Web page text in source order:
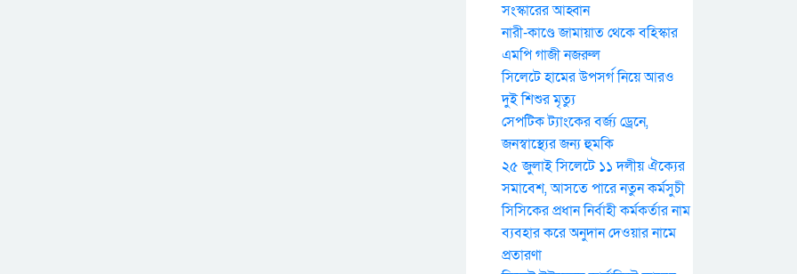
সংস্কারের আহ্বান
নারী-কাণ্ডে জামায়াত থেকে বহিস্কার
এমপি গাজী নজরুল
সিলেটে হামের উপসর্গ নিয়ে আরও
দুই শিশুর মৃত্যু
সেপটিক ট্যাংকের বর্জ্য ড্রেনে,
জনস্বাস্থ্যের জন্য হুমকি
২৫ জুলাই সিলেটে ১১ দলীয় ঐক্যের
সমাবেশ, আসতে পারে নতুন কর্মসুচী
সিসিকের প্রধান নির্বাহী কর্মকর্তার নাম
ব্যবহার করে অনুদান দেওয়ার নামে
প্রতারণা